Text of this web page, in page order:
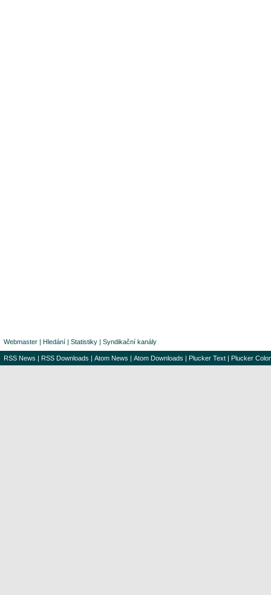
Webmaster | Hledání | Statistiky | Syndikační kanály
RSS News | RSS Downloads | Atom News | Atom Downloads | Plucker Text | Plucker Color